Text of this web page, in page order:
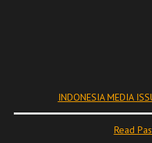
INDONESIA MEDIA
Read